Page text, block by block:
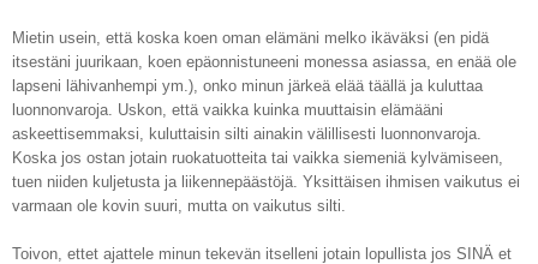
Mietin usein, että koska koen oman elämäni melko ikäväksi (en pidä
itsestäni juurikaan, koen epäonnistuneeni monessa asiassa, en enää ole
lapseni lähivanhempi ym.), onko minun järkeä elää täällä ja kuluttaa
luonnonvaroja. Uskon, että vaikka kuinka muuttaisin elämääni
askeettisemmaksi, kuluttaisin silti ainakin välillisesti luonnonvaroja.
Koska jos ostan jotain ruokatuotteita tai vaikka siemeniä kylvämiseen,
tuen niiden kuljetusta ja liikennepäästöjä. Yksittäisen ihmisen vaikutus ei
varmaan ole kovin suuri, mutta on vaikutus silti.
Toivon, ettet ajattele minun tekevän itselleni jotain lopullista jos SINÄ et